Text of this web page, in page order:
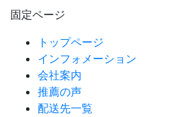
固定ページ
トップページ
インフォメーション
会社案内
推薦の声
配送先一覧